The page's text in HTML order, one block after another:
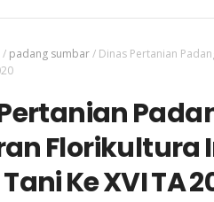
/ padang sumbar/ Dinas Pertanian
Florikultura
Tani Ke XVI TA